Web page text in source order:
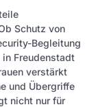
Schutz von
Begleitung
in Freudenstadt
verstärkt
und Übergriffe
nicht nur für